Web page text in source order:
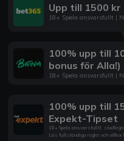
Upp till 1500
18+ Spela ansvarsfullt |
100% upp till
bonus för Alla!)
18+ Spela ansvarsfullt |
100% upp till
Expekt-Tipset
18+ Spela ansvarsfullt|
Läs fullständiga regler och villkor